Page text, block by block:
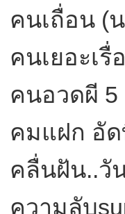
คนเถื่อน (
คนเยอะเ
คนอวดผี 5
คมแฝก อั
คลื่นฝัน..วั
ความลับ